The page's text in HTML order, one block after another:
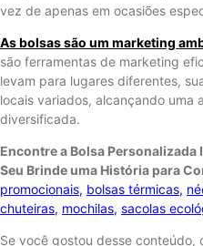
vez de apenas em ocasiões
As bolsas são um marketing
são ferramentas de marketing
levam para lugares diferentes,
locais variados, alcançando uma
diversificada.
Encontre a Bolsa Personalizada
Seu Brinde uma História para
promocionais, bolsas térmicas,
chuteiras, mochilas, sacolas
Se você gostou desse conteúdo,